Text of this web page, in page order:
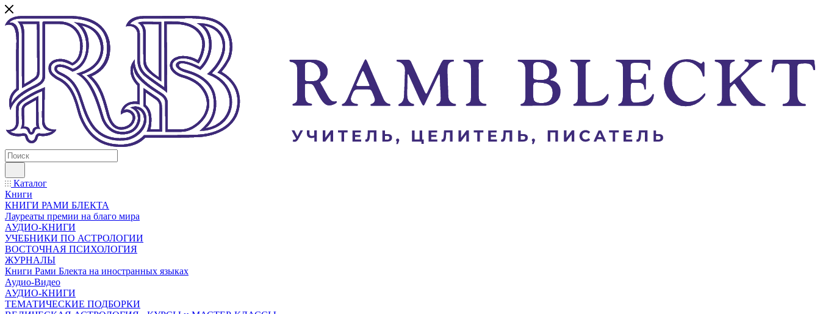
Каталог
Книги
КНИГИ РАМИ БЛЕКТА
Лауреаты премии на благо мира
АУДИО-КНИГИ
УЧЕБНИКИ ПО АСТРОЛОГИИ
ВОСТОЧНАЯ ПСИХОЛОГИЯ
ЖУРНАЛЫ
Книги Рами Блекта на иностранных языках
Аудио-Видео
АУДИО-КНИГИ
ТЕМАТИЧЕСКИЕ ПОДБОРКИ